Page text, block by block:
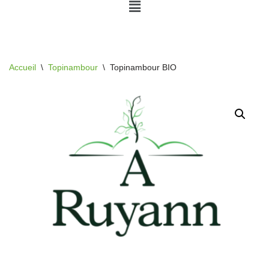
Accueil \ Topinambour \ Topinambour BIO